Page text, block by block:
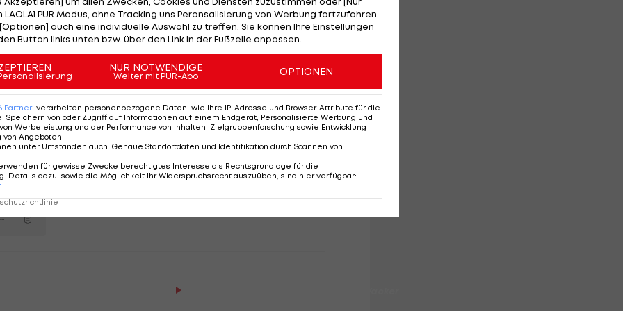
DenLASK-Fans sei vorab versichert: Der LASK wird
leisten können", so ein Statement des Klubs
bedeutet, ist noch völlig unklar. Zauner soll aus seiner
abberufen worden sein. Der Vizepräsident der
des Bauvorhabens.
bei
PUR Modus, ohne Tracking uns Peronsalisierung von Werbung fortzufahren.
auch eine individuelle Auswahl zu treffen. Sie können Ihre Einstellungen
Button links unten bzw. über den Link in der Fußzeile anpassen.
NUR NOTWENDIGE
Weiter mit PUR-Abo OPTIONEN
Partner verarbeiten personenbezogene Daten, wie Ihre IP-Adresse und Browser-Attribute für die
: Speichern von oder Zugriff auf Informationen auf einem Endgerät; Personalisierte Werbung und
Werbeleistung und der Performance von Inhalten, Zielgruppenforschung sowie Entwicklung
von Angeboten
unter Umständen auch: Genaue Standortdaten und Identifikation durch Scannen von
für gewisse Zwecke berechtigtes Interesse als Rechtsgrundlage für die
Details dazu, sowie die Möglichkeit Ihr Widerspruchsrecht auszuüben, sind hier verfügbar: